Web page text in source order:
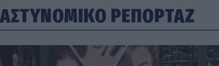
ΑΣΤΥΝΟΜΙΚΟ ΡΕΠΟΡΤΑΖ